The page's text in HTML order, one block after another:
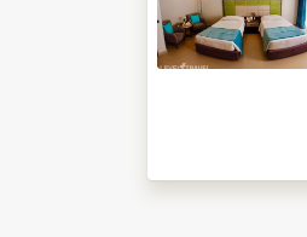
Лучшие отели 4* звезды